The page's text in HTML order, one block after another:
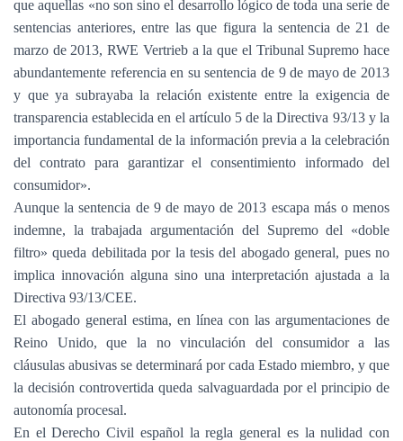
que aquellas «no son sino el desarrollo lógico de toda una serie de
sentencias anteriores, entre las que figura la sentencia de 21 de
marzo de 2013, RWE Vertrieb a la que el Tribunal Supremo hace
abundantemente referencia en su sentencia de 9 de mayo de 2013
y que ya subrayaba la relación existente entre la exigencia de
transparencia establecida en el artículo 5 de la Directiva 93/13 y la
importancia fundamental de la información previa a la celebración
del contrato para garantizar el consentimiento informado del
consumidor».
Aunque la sentencia de 9 de mayo de 2013 escapa más o menos
indemne, la trabajada argumentación del Supremo del «doble
filtro» queda debilitada por la tesis del abogado general, pues no
implica innovación alguna sino una interpretación ajustada a la
Directiva 93/13/CEE.
El abogado general estima, en línea con las argumentaciones de
Reino Unido, que la no vinculación del consumidor a las
cláusulas abusivas se determinará por cada Estado miembro, y que
la decisión controvertida queda salvaguardada por el principio de
autonomía procesal.
En el Derecho Civil español la regla general es la nulidad con